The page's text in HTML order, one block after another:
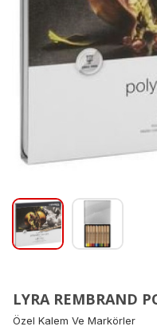
LYRA REMBRAND
Özel Kalem Ve Markörler